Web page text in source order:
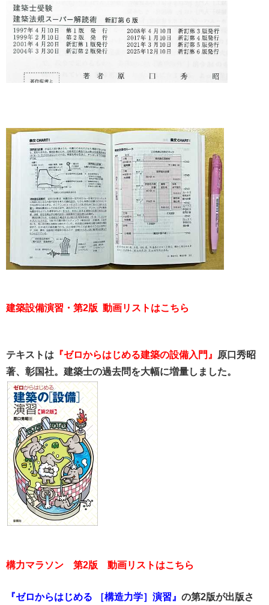
建築設備演習・第2版 動画リストはこちら
テキストは 『ゼロからはじめる建築の設備入門』
原口秀昭
著、彰国社。建築士の過去問を大幅に増量しました。
構力マラソン 第2版 動画リストはこちら
『ゼロからはじめる ［構造力学］演習』 の第2版が出版さ